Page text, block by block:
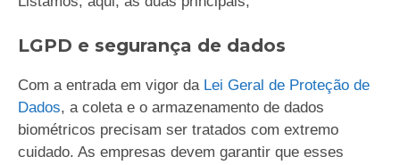
LGPD e segurança de dados
Com a entrada em vigor da Lei Geral de Proteção de
Dados, a coleta e o armazenamento de dados
biométricos precisam ser tratados com extremo
cuidado. As empresas devem garantir que esses